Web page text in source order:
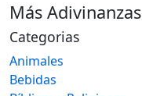
Más Adivinanzas
Categorias
Animales
Bebidas